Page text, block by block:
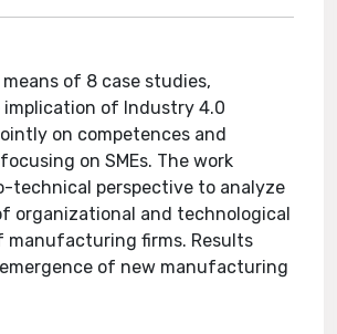
means of 8 case studies,
implication of Industry 4.0
on competences and
on SMEs. The work
technical perspective to analyze
organizational and technological
manufacturing firms. Results
of new manufacturing